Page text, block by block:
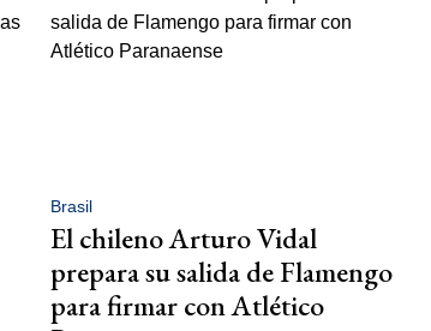
Brasil
El chileno Arturo Vidal
prepara su salida de Flamengo
para firmar con Atlético